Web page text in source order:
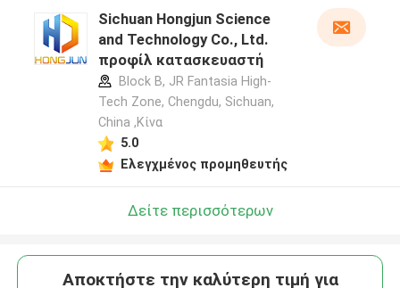
Sichuan Hongjun Science
and Technology Co., Ltd.
προφίλ κατασκευαστή
Block B, JR Fantasia High-
Tech Zone, Chengdu, Sichuan,
China ,Κίνα
5.0
Ελεγχμένος προμηθευτής
Δείτε περισσότερων
Αποκτήστε την καλύτερη τιμή για